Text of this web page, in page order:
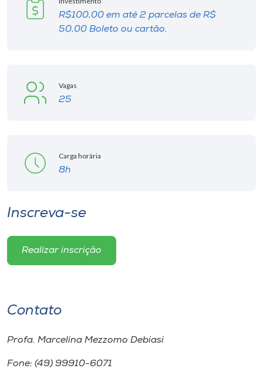
R$100,00 em até 2 parcelas de R$
50,00 Boleto ou cartão.
Vagas
25
Carga horária
8h
Inscreva-se
Realizar inscrição
Contato
Profa. Marcelina Mezzomo Debiasi
Fone: (49) 99910-6071